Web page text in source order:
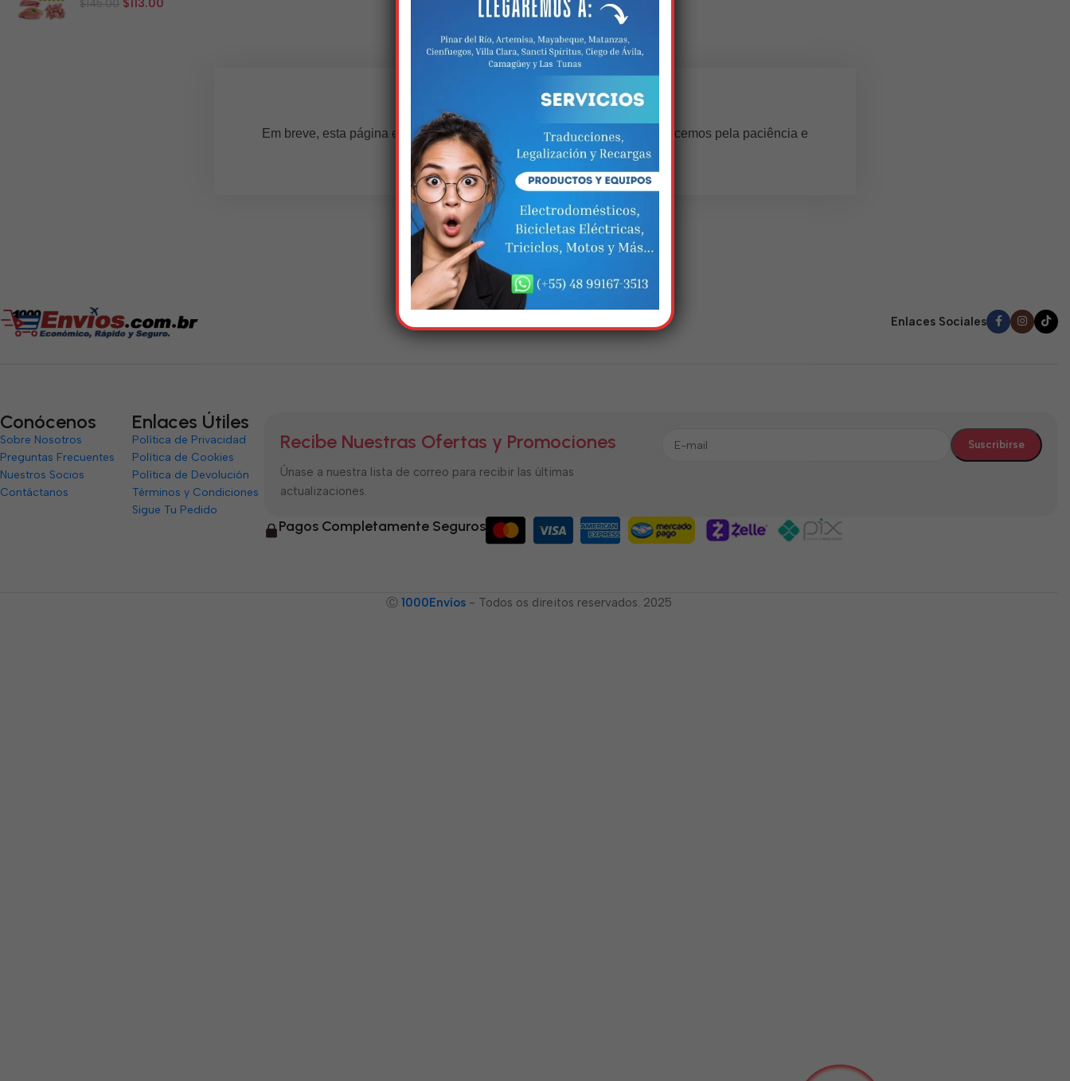
$145.00 $ 113.00
Enlaces Sociales
Conócenos
Sobre Nosotros
Preguntas Frecuentes
Nuestros Socios
Contáctanos
Enlaces Útiles
Política de Privacidad
Política de Cookies
Política de Devolución
Términos y Condiciones
Sigue Tu Pedido
Recibe Nuestras Ofertas y Promociones
Únase a nuestra lista de correo para recibir las últimas
actualizaciones.
Pagos Completamente Seguros
Ⓒ 1000Envíos - Todos os direitos reservados. 2025
Estamos trabalhando nisso!
Em breve, esta página estará disponível com novidades incríveis. Agradecemos pela paciência e
compreensão.